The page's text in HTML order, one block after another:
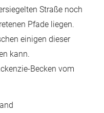
Straße noch
Pfade liegen.
einigen dieser
kann.
Becken vom